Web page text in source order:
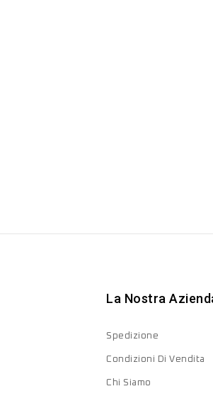
La Nostra
Spedizione
Condizioni Di Vendita
Chi Siamo